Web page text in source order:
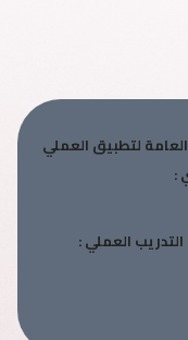
لتطبيق العملي
:
العملي :